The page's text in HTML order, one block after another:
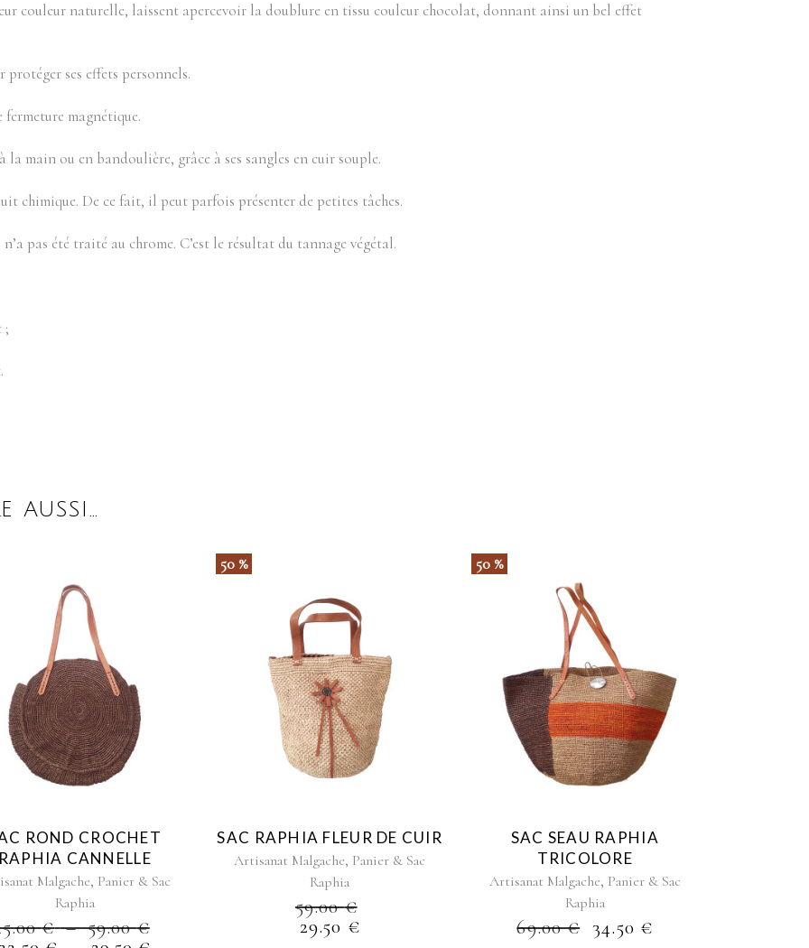
couleur naturelle, laissent apercevoir la doublure en tissu couleur chocolat, donnant ainsi un bel effet
ses effets personnels.
fermeture magnétique.
main ou en bandoulière, grâce à ses sangles en cuir souple.
chimique. De ce fait, il peut parfois présenter de petites tâches.
pas été traité au chrome. C’est le résultat du tannage végétal.
;
AUSSI…
Ce
produit
a
plusieurs
variations.
Les
être
choisies
sur
la
du
ROND CROCHET
CANNELLE
Malgache, Panier & Sac
Raphia
€ – 59.00€PLAGE
50 %
Ce
produit
a
plusieurs
variations.
Les
être
choisies
sur
page
SAC RAPHIA FLEUR DE CUIR
Artisanat Malgache, Panier & Sac
Raphia
59.00€
29.50 €
50 %
SAC SEAU RAPHIA
TRICOLORE
Artisanat Malgache, Panier & Sac
Raphia
69.00€ 34.50 €